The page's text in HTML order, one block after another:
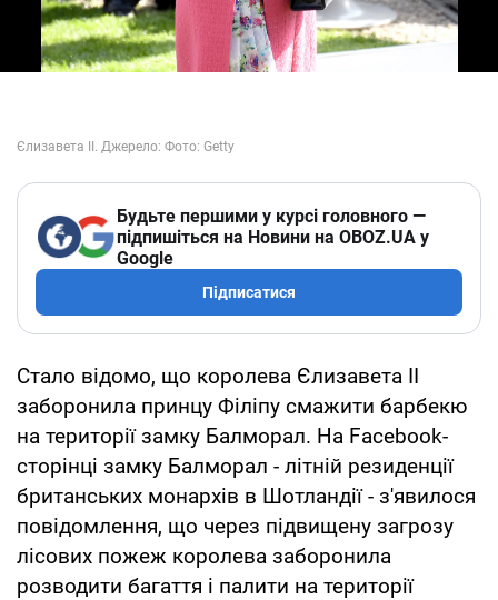
Будьте першими у курсі головного —
підпишіться на Новини на OBOZ.UA у
Google
Підписатися
Стало відомо, що королева Єлизавета II
заборонила принцу Філіпу смажити барбекю
на території замку Балморал. На Facebook-
сторінці замку Балморал - літній резиденції
британських монархів в Шотландії - з'явилося
повідомлення, що через підвищену загрозу
лісових пожеж королева заборонила
розводити багаття і палити на території